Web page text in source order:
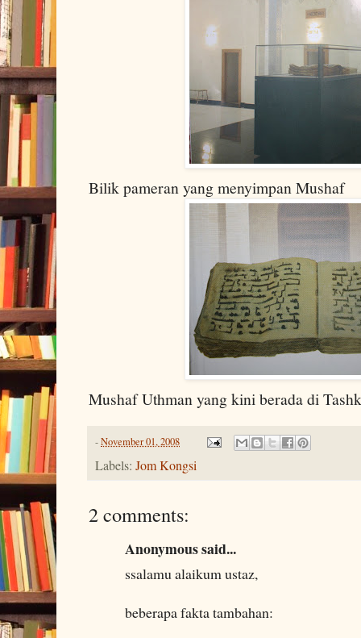
Bilik pameran yang menyimpan Mushaf
Mushaf Uthman yang kini berada di
-November 01, 2008
Labels: Jom Kongsi
2 comments:
Anonymous said...
ssalamu alaikum ustaz,
beberapa fakta tambahan: